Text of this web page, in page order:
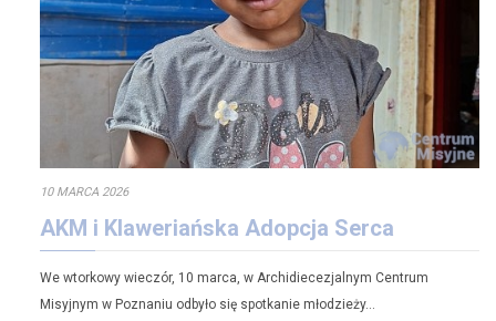
10 MARCA 2026
AKM i Klaweriańska Adopcja Serca
We wtorkowy wieczór, 10 marca, w Archidiecezjalnym Centrum
Misyjnym w Poznaniu odbyło się spotkanie młodzieży…